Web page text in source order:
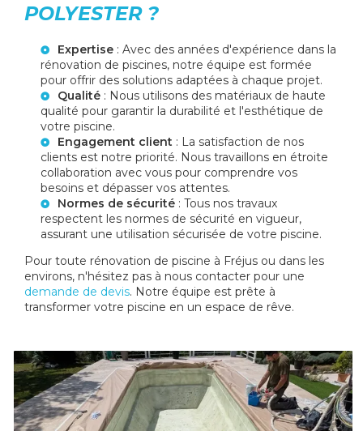
POLYESTER ?
Expertise : Avec des années d'expérience dans la
rénovation de piscines, notre équipe est formée
pour offrir des solutions adaptées à chaque projet.
Qualité : Nous utilisons des matériaux de haute
qualité pour garantir la durabilité et l'esthétique de
votre piscine.
Engagement client : La satisfaction de nos
clients est notre priorité. Nous travaillons en étroite
collaboration avec vous pour comprendre vos
besoins et dépasser vos attentes.
Normes de sécurité : Tous nos travaux
respectent les normes de sécurité en vigueur,
assurant une utilisation sécurisée de votre piscine.
Pour toute rénovation de piscine à Fréjus ou dans les
environs, n'hésitez pas à nous contacter pour une
demande de devis. Notre équipe est prête à
transformer votre piscine en un espace de rêve.